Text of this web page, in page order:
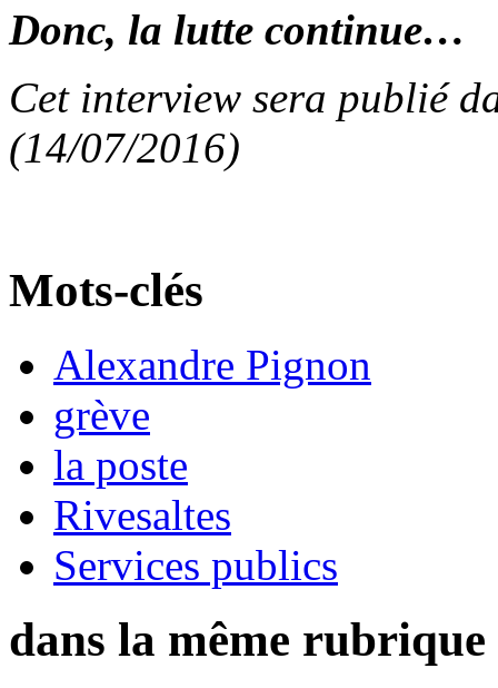
Donc, la lutte continue…
Cet interview sera publié
(14/07/2016)
Mots-clés
Alexandre Pignon
grève
la poste
Rivesaltes
Services publics
dans la même rubrique